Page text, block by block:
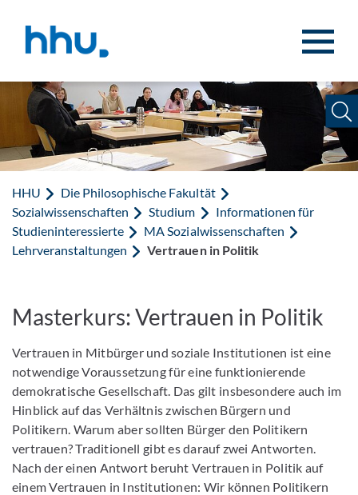
HHU
Die Philosophische Fakultät
Sozialwissenschaften
Studium
Informationen für
Studieninteressierte
MA Sozialwissenschaften
Lehrveranstaltungen
Vertrauen in Politik
Masterkurs: Vertrauen in Politik
Vertrauen in Mitbürger und soziale Institutionen ist eine
notwendige Voraussetzung für eine funktionierende
demokratische Gesellschaft. Das gilt insbesondere auch im
Hinblick auf das Verhältnis zwischen Bürgern und
Politikern. Warum aber sollten Bürger den Politikern
vertrauen? Traditionell gibt es darauf zwei Antworten.
Nach der einen Antwort beruht Vertrauen in Politik auf
einem Vertrauen in Institutionen: Wir können Politikern